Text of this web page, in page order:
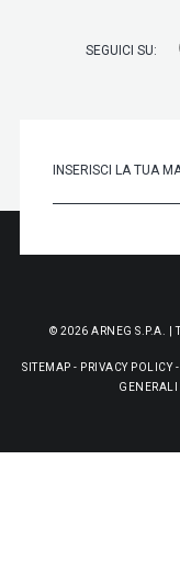
SEGUICI SU:
© 2026 ARNEG S.P.A. |
SITEMAP - PRIVACY POLICY-
GENERALI